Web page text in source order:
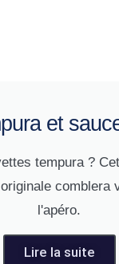
et
tempura ?
comblera
l'apéro.
Lire la suite